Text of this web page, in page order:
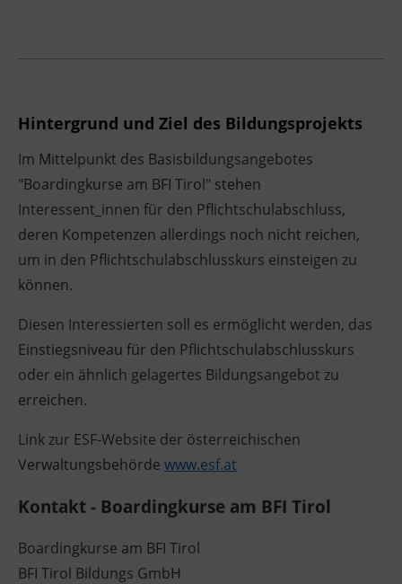
Hintergrund und Ziel des Bildungsprojekts
Im Mittelpunkt des Basisbildungsangebotes
"Boardingkurse am BFI Tirol" stehen
Interessent_innen für den Pflichtschulabschluss,
deren Kompetenzen allerdings noch nicht reichen,
um in den Pflichtschulabschlusskurs einsteigen zu
können.
Diesen Interessierten soll es ermöglicht werden, das
Einstiegsniveau für den Pflichtschulabschlusskurs
oder ein ähnlich gelagertes Bildungsangebot zu
erreichen.
Link zur ESF-Website der österreichischen
Verwaltungsbehörde www.esf.at
Kontakt - Boardingkurse am BFI Tirol
Boardingkurse am BFI Tirol
BFI Tirol Bildungs GmbH